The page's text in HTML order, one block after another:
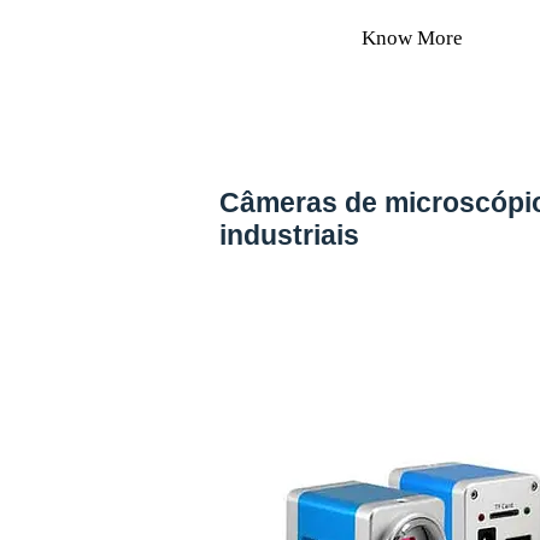
Know More
Câmeras de
industriais